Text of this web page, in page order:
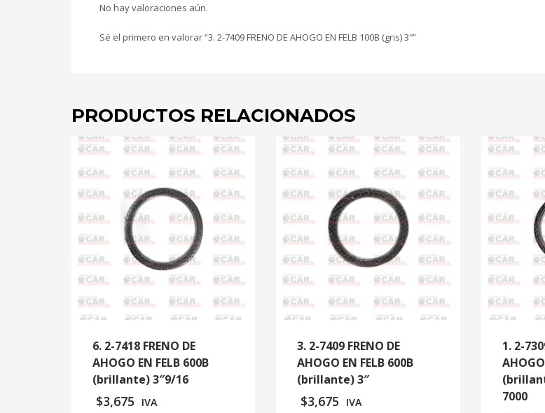
No hay valoraciones aún.
Sé el primero en valorar “3. 2-7409 FRENO DE AHOGO EN FELB 100B (gris) 3″”
PRODUCTOS RELACIONADOS
6. 2-7418 FRENO DE
AHOGO EN FELB 600B
(brillante) 3″9/16
$3,675 IVA
3. 2-7409 FRENO DE
AHOGO EN FELB 600B
(brillante) 3″
$3,675 IVA
1. 2-
7000